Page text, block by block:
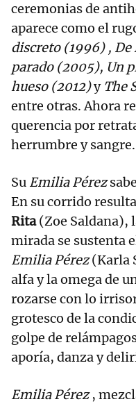
ceremonias de
aparece como el
discreto (1996) ,
parado (2005), Un
hueso (2012)y The
entre otras. Ahora
querencia por
herrumbre y sangre.
Su Emilia Pérez
En su corrido
Rita(Zoe Saldana),
mirada se sustenta
Emilia Pérez(Karla
alfa y la omega de
rozarse con lo
grotesco de la
golpe de
aporía, danza y
Emilia Pérez,